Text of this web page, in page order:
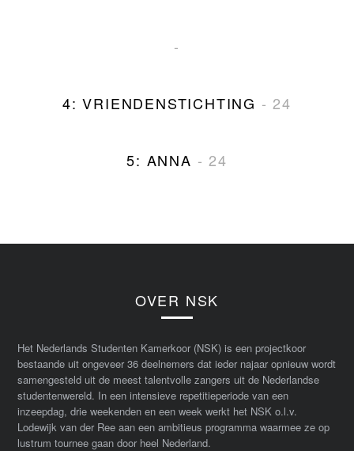
-
4: VRIENDENSTICHTING - 24
5: ANNA - 24
OVER NSK
Het Nederlands Studenten Kamerkoor (NSK) is een projectkoor
bestaande uit ongeveer 36 deelnemers dat ieder najaar opnieuw wordt
samengesteld uit de meest talentvolle zangers uit de Nederlandse
studentenwereld. In een intensieve repetitieperiode van een
inzeepdag, drie weekenden en een week werkt het NSK o.l.v.
Lodewijk van der Ree aan een ambitieus programma waarmee ze op
lustrum tournee gaan door heel Nederland.